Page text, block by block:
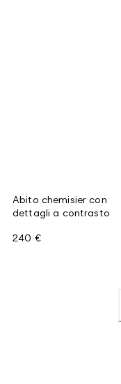
Abito chemisier con
dettagli a contrasto
240 €